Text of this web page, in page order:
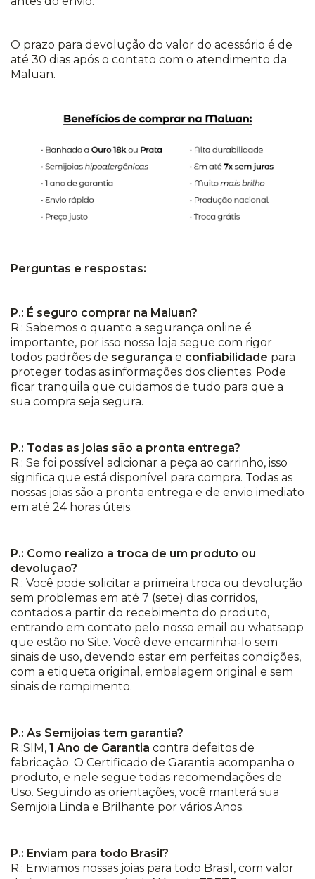
O prazo para devolução do valor do acessório é de
até 30 dias após o contato com o atendimento da
Maluan.
Perguntas e respostas:
P.: É seguro comprar na Maluan?
R.: Sabemos o quanto a segurança online é
importante, por isso nossa loja segue com rigor
todos padrões de segurança e confiabilidade para
proteger todas as informações dos clientes. Pode
ficar tranquila que cuidamos de tudo para que a
sua compra seja segura.
P.: Todas as joias são a pronta entrega?
R.: Se foi possível adicionar a peça ao carrinho, isso
significa que está disponível para compra. Todas as
nossas joias são a pronta entrega e de envio imediato
em até 24 horas úteis.
P.: Como realizo a troca de um produto ou
devolução?
R.: Você pode solicitar a primeira troca ou devolução
sem problemas em até 7 (sete) dias corridos,
contados a partir do recebimento do produto,
entrando em contato pelo nosso email ou whatsapp
que estão no Site. Você deve encaminha-lo sem
sinais de uso, devendo estar em perfeitas condições,
com a etiqueta original, embalagem original e sem
sinais de rompimento.
P.: As Semijoias tem garantia?
R.:SIM, 1 Ano de Garantia contra defeitos de
fabricação. O Certificado de Garantia acompanha o
produto, e nele segue todas recomendações de
Uso. Seguindo as orientações, você manterá sua
Semijoia Linda e Brilhante por vários Anos.
P.: Enviam para todo Brasil?
R.: Enviamos nossas joias para todo Brasil, com valor